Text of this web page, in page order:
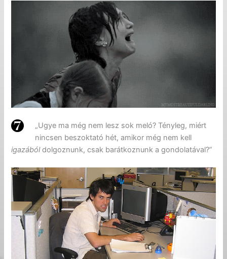
„Ugye ma még nem lesz sok meló? Tényleg, miért
nincsen beszoktató hét, amikor még nem kell
igazábóldolgoznunk, csak barátkoznunk a gondolatával?”